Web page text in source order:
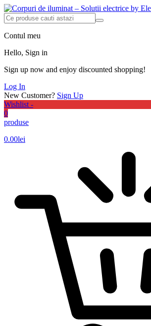
Contul meu
Hello, Sign in
Sign up now and enjoy discounted shopping!
Log In
New Customer? Sign Up
Wishlist -
0
produse
0.00lei